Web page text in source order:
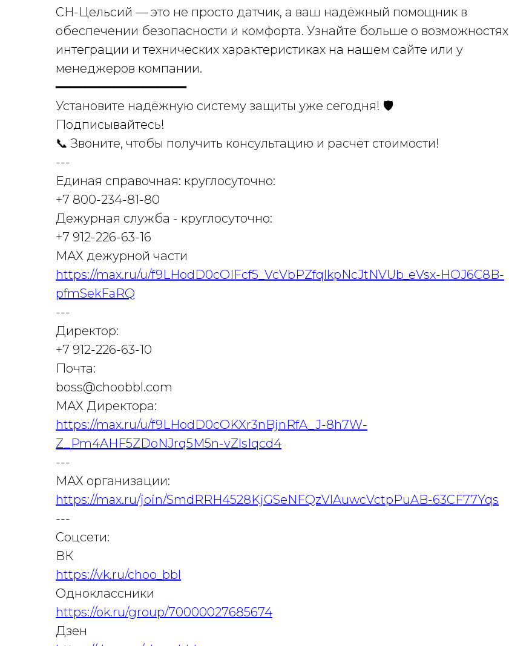
СН-Цельсий — это не просто датчик, а ваш надёжный помощник в
обеспечении безопасности и комфорта. Узнайте больше о возможностях
интеграции и технических характеристиках на нашем сайте или у
менеджеров компании.
━━━━━━━━━━━━━━━━━━
Установите надёжную систему защиты уже сегодня! 🛡️
Подписывайтесь!
📞 Звоните, чтобы получить консультацию и расчёт стоимости!
---
Единая справочная: круглосуточно:
+7 800-234-81-80
Дежурная служба - круглосуточно:
+7 912-226-63-16
МАХ дежурной части
https://max.ru/u/f9LHodD0cOIFcf5_VcVbPZfqlkpNcJtNVUb_eVsx-HOJ6C8B-
pfmSekFaRQ
---
Директор:
+7 912-226-63-10
Почта:
boss@choobbl.com
МАХ Директора:
https://max.ru/u/f9LHodD0cOKXr3nBjnRfA_J-8h7W-
Z_Pm4AHF5ZDoNJrq5M5n-vZlsIqcd4
---
МАХ организации:
https://max.ru/join/SmdRRH4528KjGSeNFQzVlAuwcVctpPuAB-63CF77Yqs
---
Соцсети:
ВК
https://vk.ru/choo_bbl
Одноклассники
https://ok.ru/group/70000027685674
Дзен